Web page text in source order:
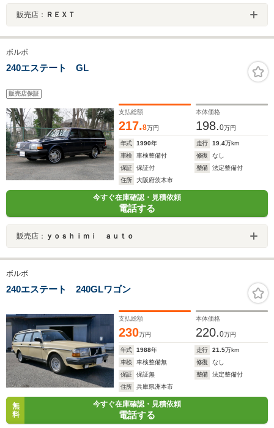
販売店： ＲＥＸＴ
ボルボ
240エステート GL
販売店保証
支払総額
217.8万円
本体価格
198.0万円
年式 1990年 走行 19.4万km
車検
車検整備付 修復
なし
保証
保証付 整備
法定整備付
住所
大阪府茨木市
今すぐ在庫確認・見積依頼
電話する
販売店： ｙｏｓｈｉｍｉ ａｕｔｏ
ボルボ
240エステート 240GLワゴン
支払総額
230万円
本体価格
220.0万円
年式 1988年 走行 21.5万km
車検
車検整備無 修復
なし
保証
保証無 整備
法定整備付
住所
兵庫県洲本市
無
料
今すぐ在庫確認・見積依頼
電話する